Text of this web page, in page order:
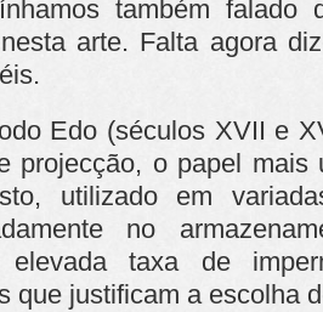
também falado
arte. Falta agora
Edo (séculos XVII e
projecção, o papel
utilizado em
no
taxa de
que justificam a escolha